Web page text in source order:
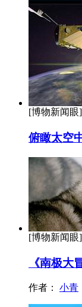
[博物新闻眼]
俯瞰太空
[博物新闻眼]
《南极大
作者： 小青